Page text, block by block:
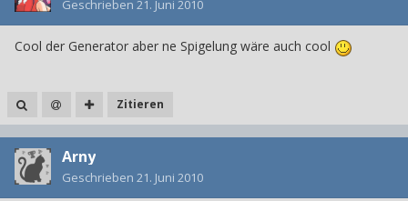
Geschrieben 21. Juni 2010
Cool der Generator aber ne Spigelung wäre auch cool
Zitieren
Arny
Geschrieben 21. Juni 2010